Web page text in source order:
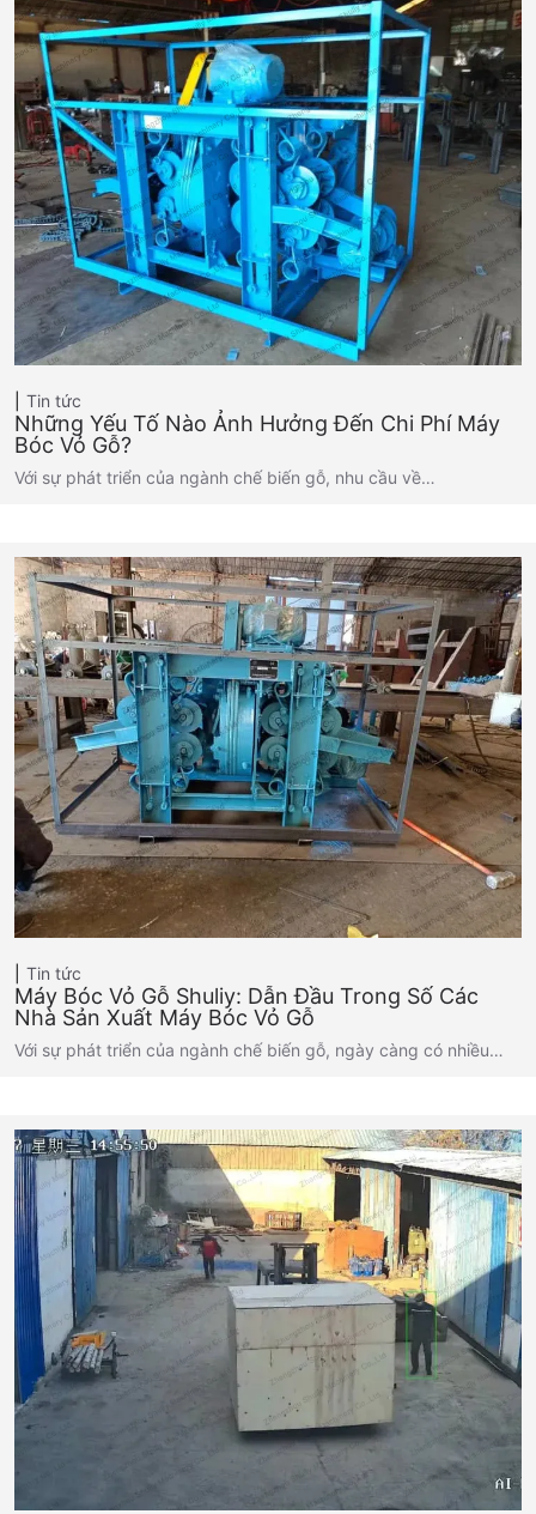
Tin tức
Những Yếu Tố Nào Ảnh Hưởng Đến Chi Phí Máy
Bóc Vỏ Gỗ?
Với sự phát triển của ngành chế biến gỗ, nhu cầu về…
Tin tức
Máy Bóc Vỏ Gỗ Shuliy: Dẫn Đầu Trong Số Các
Nhà Sản Xuất Máy Bóc Vỏ Gỗ
Với sự phát triển của ngành chế biến gỗ, ngày càng có nhiều…